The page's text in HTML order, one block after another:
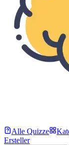
Alle Quizze
Ersteller